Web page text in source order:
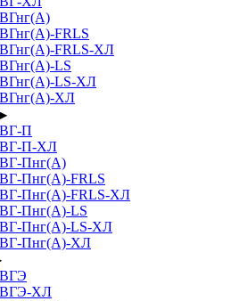
FRLS
FRLS-ХЛ
LS
LS-ХЛ
ХЛ
П
П-ХЛ
Пнг(А)
Пнг(А)-FRLS
Пнг(А)-FRLS-ХЛ
Пнг(А)-LS
Пнг(А)-LS-ХЛ
Пнг(А)-ХЛ
ХЛ